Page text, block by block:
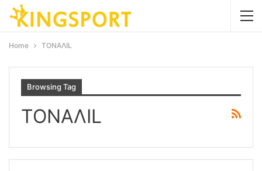
Home ΤΟΝΑΛΙL
Browsing Tag
ΤΟΝΑΛΙL